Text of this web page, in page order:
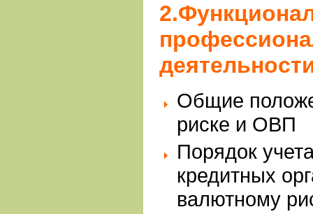
Общие
риске и ОВП
Порядок
кредитных
валютному